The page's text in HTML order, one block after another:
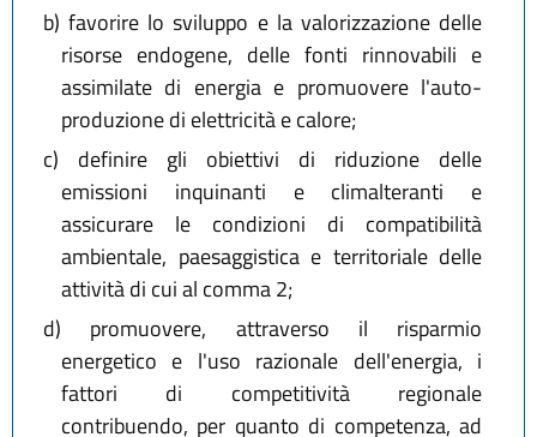
b) favorire lo sviluppo e la valorizzazione delle
risorse endogene, delle fonti rinnovabili e
assimilate di energia e promuovere l'auto-
produzione di elettricità e calore;
c) definire gli obiettivi di riduzione delle
emissioni inquinanti e climalteranti e
assicurare le condizioni di compatibilità
ambientale, paesaggistica e territoriale delle
attività di cui al comma 2;
d) promuovere, attraverso il risparmio
energetico e l'uso razionale dell'energia, i
fattori di competitività regionale
contribuendo, per quanto di competenza, ad